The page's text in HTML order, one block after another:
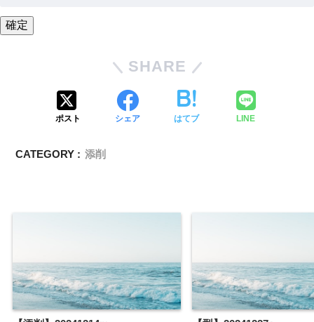
SHARE
ポスト シェア はてブ LINE
CATEGORY : 添削